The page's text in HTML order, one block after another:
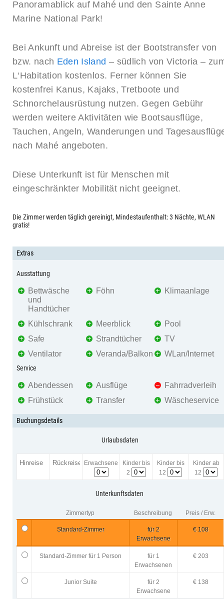
Panoramablick auf Mahé und den Sainte Anne
Marine National Park!
Bei Ankunft und Abreise ist der Bootstransfer von
bzw. nach Eden Island – südlich von Victoria –
L‘Habitation kostenlos. Ferner können Sie
kostenfrei Kanus, Kajaks, Tretboote und
Schnorchelausrüstung nutzen. Gegen Gebühr
werden weitere Aktivitäten wie Bootsausflüge,
Tauchen, Angeln, Wanderungen und
nach Mahé angeboten.
Diese Unterkunft ist für Menschen mit
eingeschränkter Mobilität nicht geeignet.
Die Zimmer werden täglich gereinigt, Mindestaufenthalt: 3 Nächte, WLAN
gratis!
Extras
Ausstattung
Bettwäsche
und
Handtücher
Föhn Klimaanlage
Kühlschrank Meerblick
Pool
Safe
Strandtücher
TV
Ventilator
Veranda/Balkon WLan/Internet
Service
Abendessen Ausflüge
Fahrradverleih
Frühstück
Transfer Wäscheservice
Buchungsdetails
Urlaubsdaten
Erwachsene
Kinder bis
2
Kinder bis
12
Kinder ab
12
Unterkunftsdaten
Zimmertyp Beschreibung Preis / Erw.
Standard-Zimmer
für 2
Erwachsene
€ 108
Standard-Zimmer für 1 Person
für 1
Erwachsenen
€ 203
Junior Suite
für 2
Erwachsene
€ 138